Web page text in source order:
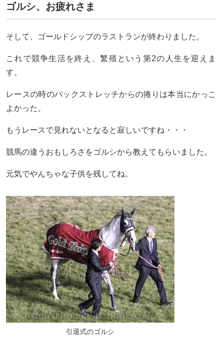
ゴルシ、お疲れさま
そして、ゴールドシップのラストランが終わりました。
これで競争生活を終え、繁殖という第2の人生を迎えま
す。
レースの時のバックストレッチからの捲りは本当にかっこ
よかった。
もうレースで見れないとなると寂しいですね・・・
競馬の違うおもしろさをゴルシから教えてもらいました。
元気でやんちゃな子供を残してね。
引退式のゴルシ